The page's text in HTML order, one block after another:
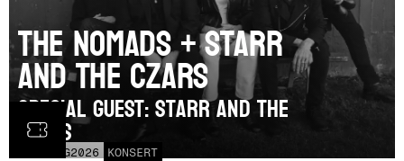
AUG2026 KONSERT
The Nomads + Starr
and the Czars
SPECIAL GUEST: Starr and the
Czars